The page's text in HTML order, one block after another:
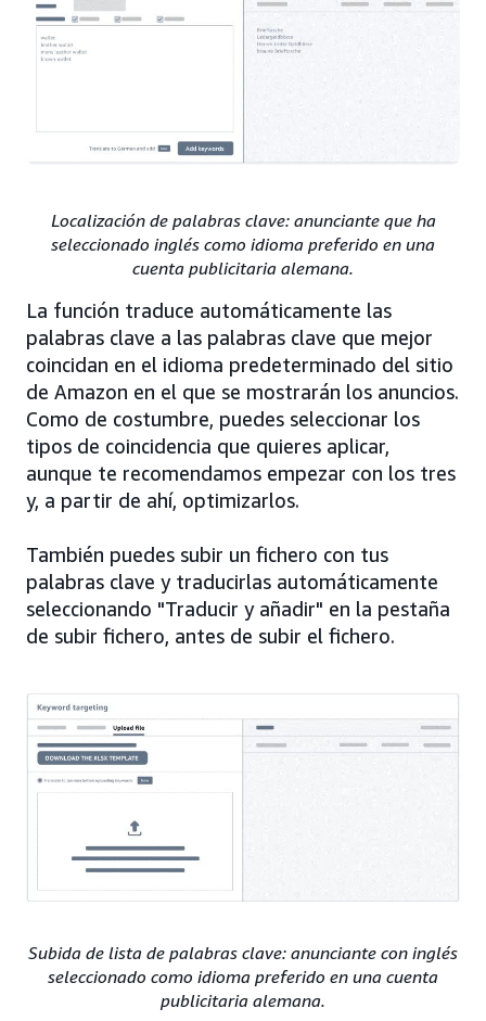
Localización de palabras clave: anunciante que ha
seleccionado inglés como idioma preferido en una
cuenta publicitaria alemana.
La función traduce automáticamente las
palabras clave a las palabras clave que mejor
coincidan en el idioma predeterminado del sitio
de Amazon en el que se mostrarán los anuncios.
Como de costumbre, puedes seleccionar los
tipos de coincidencia que quieres aplicar,
aunque te recomendamos empezar con los tres
y, a partir de ahí, optimizarlos.
También puedes subir un fichero con tus
palabras clave y traducirlas automáticamente
seleccionando "Traducir y añadir" en la pestaña
de subir fichero, antes de subir el fichero.
Subida de lista de palabras clave: anunciante con inglés
seleccionado como idioma preferido en una cuenta
publicitaria alemana.